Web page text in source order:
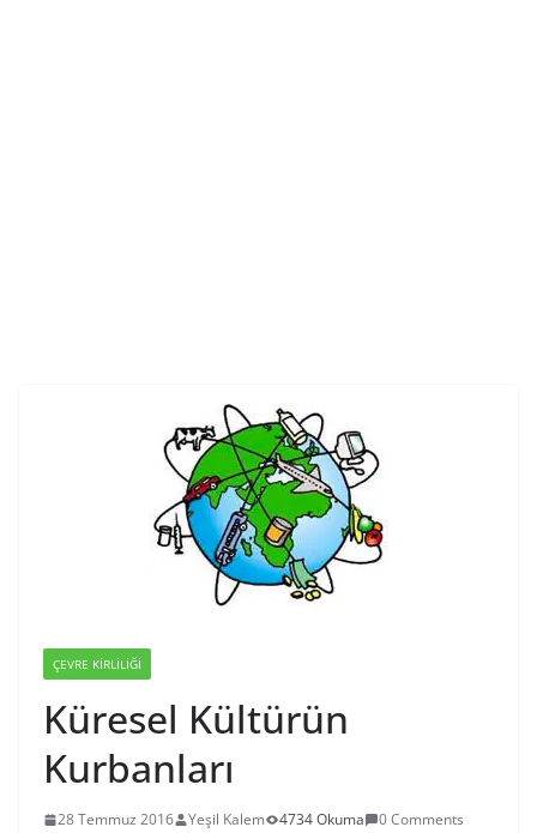
ÇEVRE KIRLILIĞI
Küresel Kültürün
Kurbanları
28 Temmuz 2016 Yeşil Kalem 4734 Okuma
0 Comments